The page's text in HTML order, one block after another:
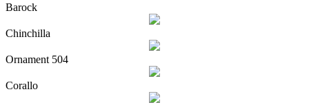
Barock
Chinchilla
Ornament 504
Corallo